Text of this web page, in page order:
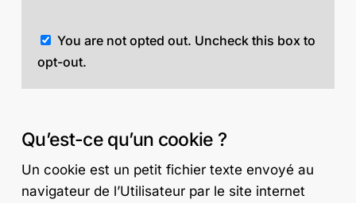
You are not opted out. Uncheck this box to
opt-out.
Qu’est-ce qu’un cookie ?
Un cookie est un petit fichier texte envoyé au
navigateur de l’Utilisateur par le site internet